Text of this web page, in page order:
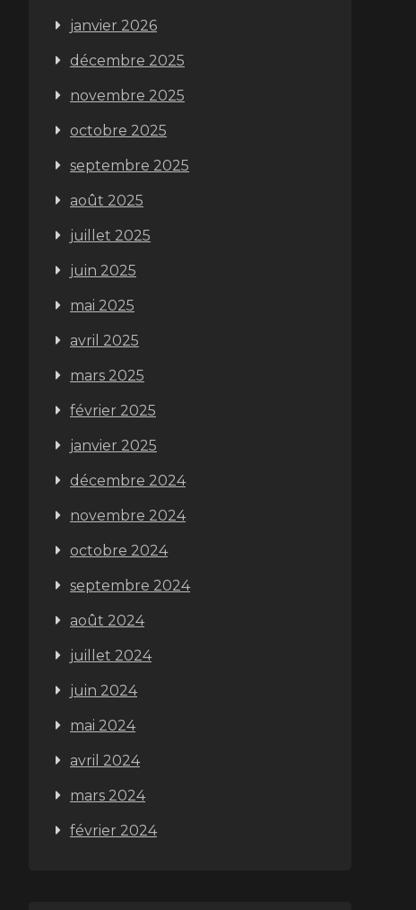
janvier 2026
décembre 2025
novembre 2025
octobre 2025
septembre 2025
août 2025
juillet 2025
juin 2025
mai 2025
avril 2025
mars 2025
février 2025
janvier 2025
décembre 2024
novembre 2024
octobre 2024
septembre 2024
août 2024
juillet 2024
juin 2024
mai 2024
avril 2024
mars 2024
février 2024